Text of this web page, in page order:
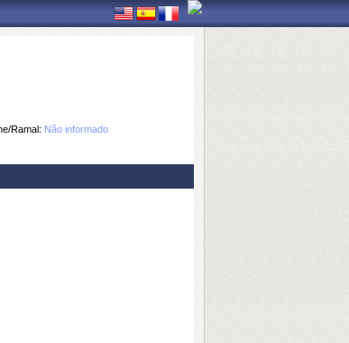
Ramal: Não informado